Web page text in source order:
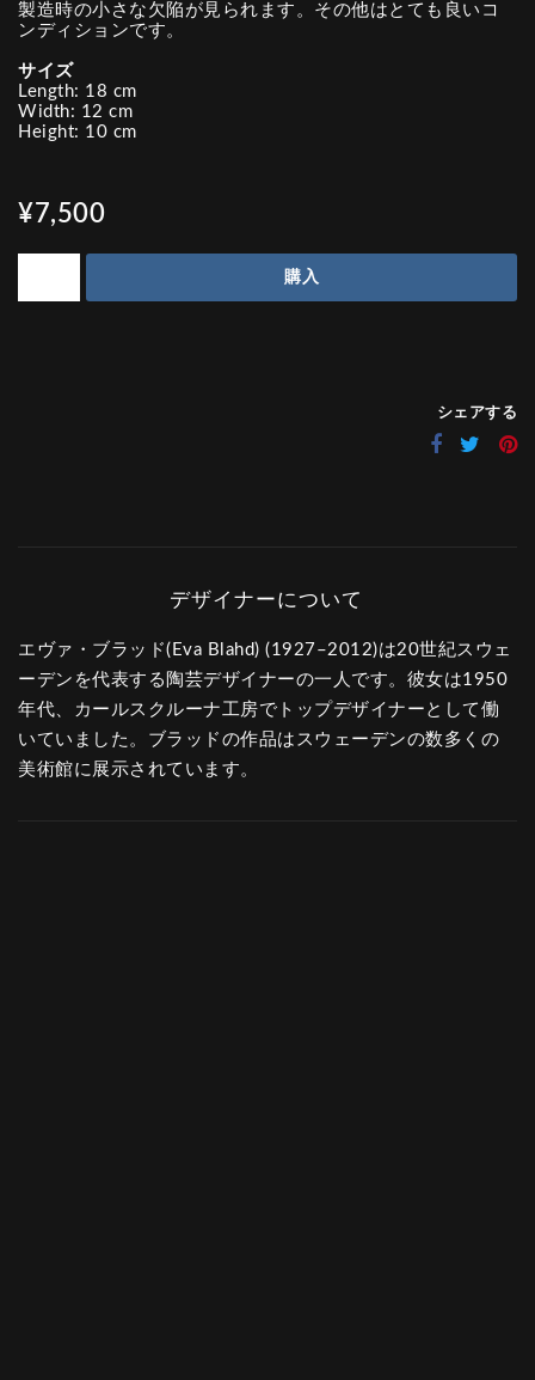
製造時の小さな欠陥が見られます。その他はとても良いコ
ンディションです。
サイズ
Length: 18 cm
Width: 12 cm
Height: 10 cm
¥7,500
購入
シェアする
エヴァ・ブラッド(Eva Blahd) (1927–2012)は20世紀スウェ
ーデンを代表する陶芸デザイナーの一人です。彼女は1950
年代、カールスクルーナ工房でトップデザイナーとして働
いていました。ブラッドの作品はスウェーデンの数多くの
美術館に展示されています。